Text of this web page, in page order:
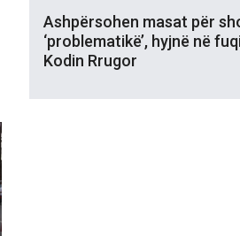
Ashpërsohen masat për
‘problematikë’, hyjnë në
Kodin Rrugor